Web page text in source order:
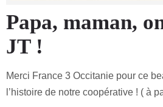
Papa, maman,
JT !
Merci France 3 Occitanie pour ce
l’histoire de notre coopérative ! ( à